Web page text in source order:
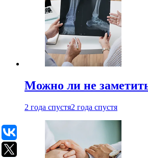
Можно ли не
2 года спустя2 года спустя